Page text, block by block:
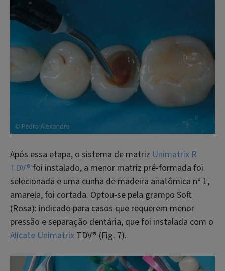
Após essa etapa, o sistema de matriz Unimatrix R
TDV® foi instalado, a menor matriz pré-formada foi
selecionada e uma cunha de madeira anatômica nº 1,
amarela, foi cortada. Optou-se pela grampo Soft
(Rosa): indicado para casos que requerem menor
pressão e separação dentária, que foi instalada com o
Alicate Unimatrix TDV® (Fig. 7).